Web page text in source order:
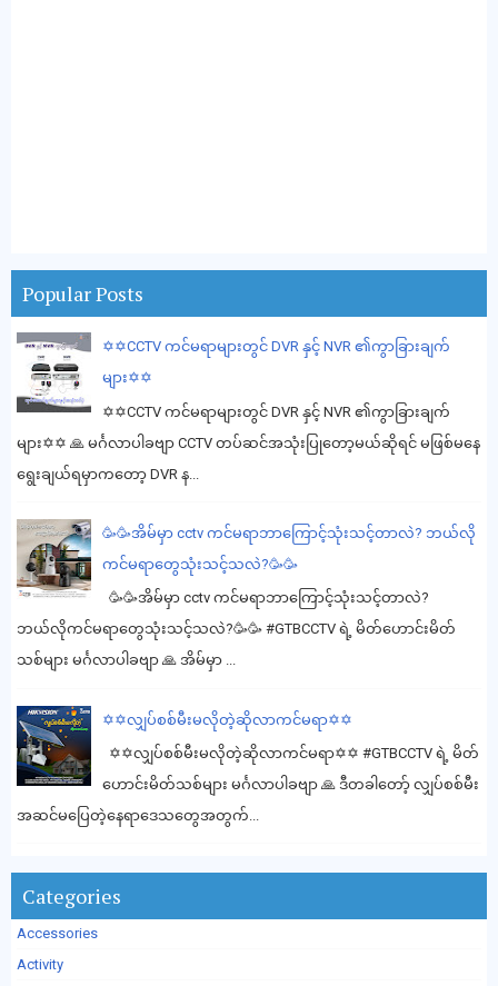
Popular Posts
✡️✡️CCTV ကင်မရာများတွင် DVR နှင့် NVR ၏ကွာခြားချက်
များ✡️✡️
✡️✡️CCTV ကင်မရာများတွင် DVR နှင့် NVR ၏ကွာခြားချက်
များ✡️✡️ 🙏 မင်္ဂလာပါခဗျာ CCTV တပ်ဆင်အသုံးပြုတော့မယ်ဆိုရင် မဖြစ်မနေ
ရွေးချယ်ရမှာကတော့ DVR န...
🥳🥳အိမ်မှာ cctv ကင်မရာဘာကြောင့်သုံးသင့်တာလဲ? ဘယ်လို
ကင်မရာတွေသုံးသင့်သလဲ?🥳🥳
🥳🥳အိမ်မှာ cctv ကင်မရာဘာကြောင့်သုံးသင့်တာလဲ?
ဘယ်လိုကင်မရာတွေသုံးသင့်သလဲ?🥳🥳 #GTBCCTV ရဲ့ မိတ်ဟောင်းမိတ်
သစ်များ မင်္ဂလာပါခဗျာ 🙏 အိမ်မှာ ...
✡️✡️လျှပ်စစ်မီးမလိုတဲ့ဆိုလာကင်မရာ✡️✡️
✡️✡️လျှပ်စစ်မီးမလိုတဲ့ဆိုလာကင်မရာ✡️✡️ #GTBCCTV ရဲ့ မိတ်
ဟောင်းမိတ်သစ်များ မင်္ဂလာပါခဗျာ 🙏 ဒီတခါတော့် လျှပ်စစ်မီး
အဆင်မပြေတဲ့နေရာဒေသတွေအတွက်...
Categories
Accessories
Activity